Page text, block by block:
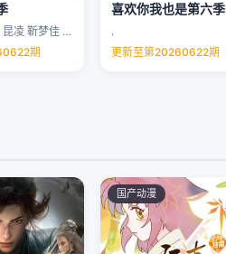
昆凌 靳梦佳 …
期
喜欢你我也是第六季
.
更新至第20260622期
国产动漫